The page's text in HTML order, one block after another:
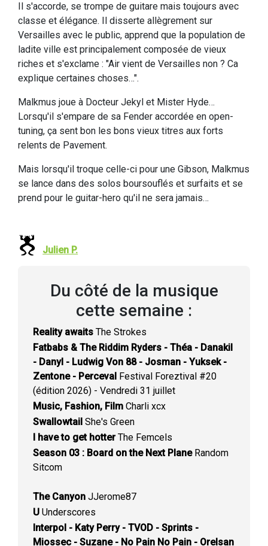
Il s'accorde, se trompe de guitare mais toujours avec
classe et élégance. Il disserte allègrement sur
Versailles avec le public, apprend que la population de
ladite ville est principalement composée de vieux
riches et s'exclame : "Air vient de Versailles non ? Ca
explique certaines choses…".
Malkmus joue à Docteur Jekyl et Mister Hyde…
Lorsqu'il s'empare de sa Fender accordée en open-
tuning, ça sent bon les bons vieux titres aux forts
relents de Pavement.
Mais lorsqu'il troque celle-ci pour une Gibson, Malkmus
se lance dans des solos boursouflés et surfaits et se
prend pour le guitar-hero qu'il ne sera jamais…
Julien P.
Du côté de la musique
cette semaine :
Reality awaits The Strokes
Fatbabs & The Riddim Ryders - Théa - Danakil
- Danyl - Ludwig Von 88 - Josman - Yuksek -
Zentone - Perceval Festival Foreztival #20
(édition 2026) - Vendredi 31 juillet
Music, Fashion, Film Charli xcx
Swallowtail She's Green
I have to get hotterThe Femcels
Season 03 : Board on the Next PlaneRandom
Sitcom
The Canyon JJerome87
U Underscores
Interpol - Katy Perry - TVOD - Sprints -
Miossec - Suzane - No Pain No Pain - Orelsan